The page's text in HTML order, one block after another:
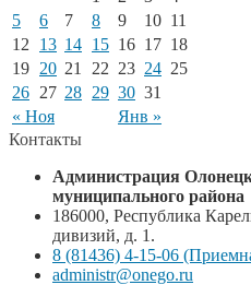
« Ноя Янв »
5
6 7 8 9 10 11
12
13 14 15 16 17 18
19 20 21 22 23 24 25
26 27 28 29 30 31
Контакты
Администрация
муниципального района
186000, Республика
дивизий, д. 1.
8 (81436) 4-15-06
administr@onego.ru